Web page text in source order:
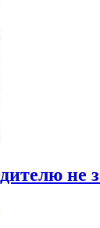
не